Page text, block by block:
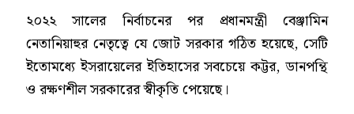
২০২২ সালের নির্বাচনের পর প্রধানমন্ত্রী বেঞ্জামিন
নেতানিয়াহুর নেতৃত্বে যে জোট সরকার গঠিত হয়েছে, সেটি
ইতোমধ্যে ইসরায়েলের ইতিহাসের সবচেয়ে কট্টর, ডানপন্থি
ও রক্ষণশীল সরকারের স্বীকৃতি পেয়েছে।